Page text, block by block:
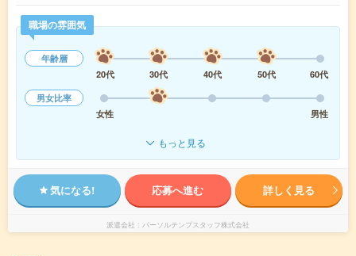
職場の雰囲気
年齢層
20代
30代 40代 50代
60代
男女比率
女性
男性
もっと見る
気になる! 応募へ進む 詳しく見る
派遣会社 パーソルテンプスタッフ株式会社